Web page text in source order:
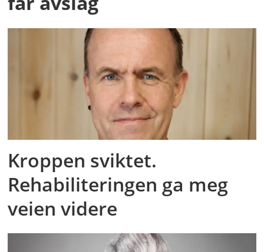
Kroppen sviktet.
Rehabiliteringen ga meg
veien videre